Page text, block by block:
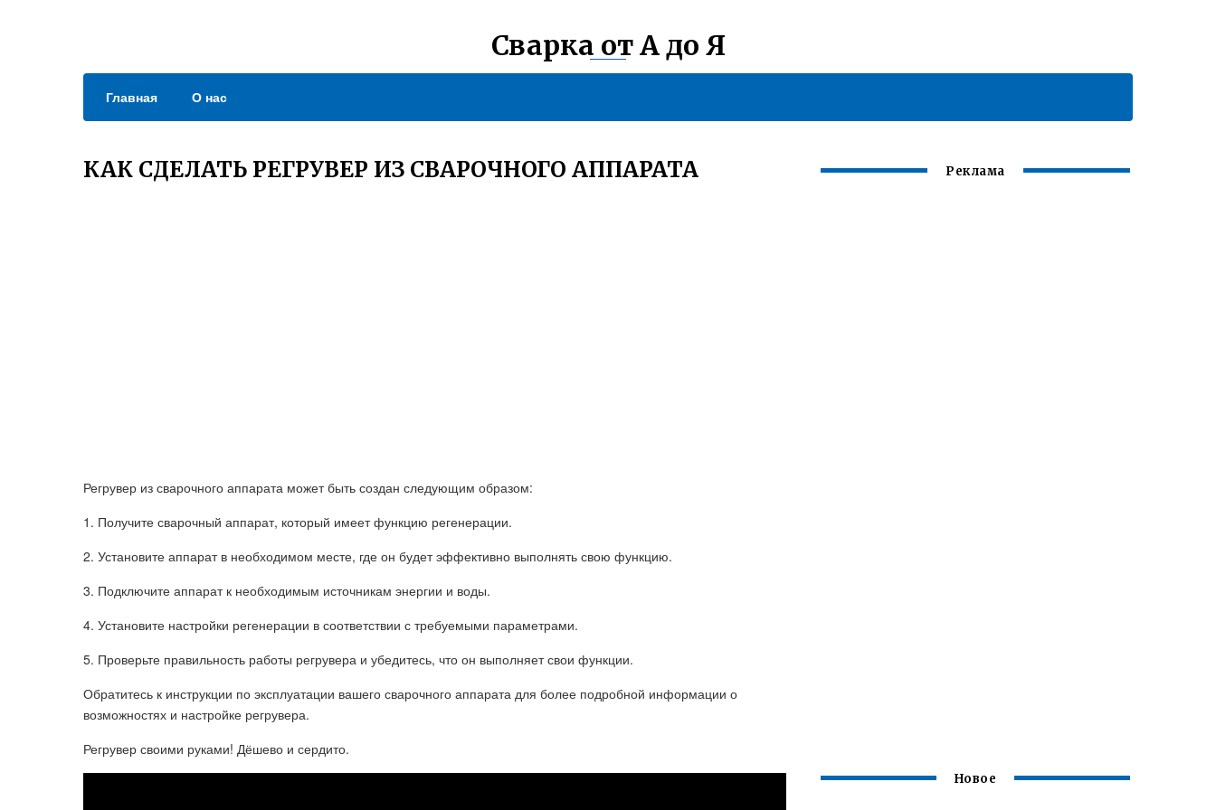
Сварка от А до Я
Главная О нас
КАК СДЕЛАТЬ РЕГРУВЕР ИЗ СВАРОЧНОГО АППАРАТА
Регрувер из сварочного аппарата может быть создан следующим образом:
1. Получите сварочный аппарат, который имеет функцию регенерации.
2. Установите аппарат в необходимом месте, где он будет эффективно выполнять свою функцию.
3. Подключите аппарат к необходимым источникам энергии и воды.
4. Установите настройки регенерации в соответствии с требуемыми параметрами.
5. Проверьте правильность работы регрувера и убедитесь, что он выполняет свои функции.
Обратитесь к инструкции по эксплуатации вашего сварочного аппарата для более подробной информации о
возможностях и настройке регрувера.
Регрувер своими руками! Дёшево и сердито.
Реклама
Новое